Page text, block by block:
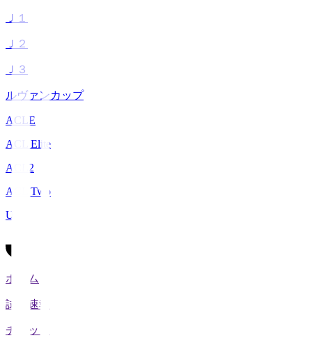
Ｊ１
Ｊ２
Ｊ３
ルヴァンカップ
ACLE
ACL Elite
ACL2
ACL Two
U-21
ホーム
試合速報
チケット